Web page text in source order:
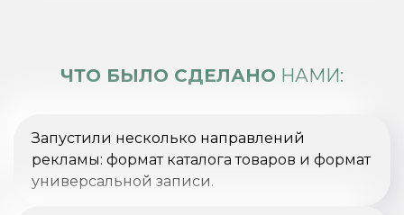
ЧТО БЫЛО СДЕЛАНО НАМИ:
Запустили несколько направлений
рекламы: формат каталога товаров и формат
универсальной записи.